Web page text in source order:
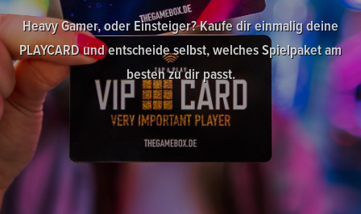
Heavy Gamer, oder Einsteiger? Kaufe dir einmalig deine
PLAYCARD und entscheide selbst, welches Spielpaket am
besten zu dir passt.